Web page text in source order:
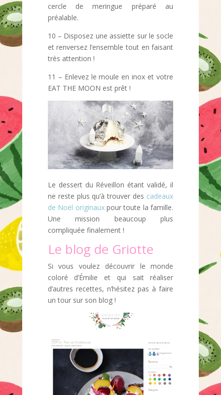
cercle de meringue préparé au
préalable.
10 – Disposez une assiette sur le socle
et renversez l’ensemble tout en faisant
très attention !
11 – Enlevez le moule en inox et votre
EAT THE MOON est prêt !
Le dessert du Réveillon étant validé, il
ne reste plus qu’à trouver des cadeaux
de Noël originauxpour toute la famille.
Une mission beaucoup plus
compliquée finalement !
Le blog de Griotte
Si vous voulez découvrir le monde
coloré d’Émilie et qui sait réaliser
d’autres recettes, n’hésitez pas à faire
un tour sur son blog !